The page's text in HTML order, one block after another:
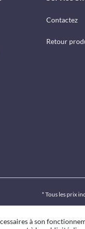
Contactez
Retour
* Tous les prix
à son